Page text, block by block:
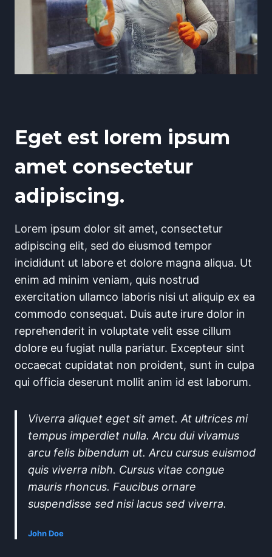
Eget est lorem ipsum
amet consectetur
adipiscing.
Lorem ipsum dolor sit amet, consectetur
adipiscing elit, sed do eiusmod tempor
incididunt ut labore et dolore magna aliqua. Ut
enim ad minim veniam, quis nostrud
exercitation ullamco laboris nisi ut aliquip ex ea
commodo consequat. Duis aute irure dolor in
reprehenderit in voluptate velit esse cillum
dolore eu fugiat nulla pariatur. Excepteur sint
occaecat cupidatat non proident, sunt in culpa
qui officia deserunt mollit anim id est laborum.
Viverra aliquet eget sit amet. At ultrices mi
tempus imperdiet nulla. Arcu dui vivamus
arcu felis bibendum ut. Arcu cursus euismod
quis viverra nibh. Cursus vitae congue
mauris rhoncus. Faucibus ornare
suspendisse sed nisi lacus sed viverra.
John Doe